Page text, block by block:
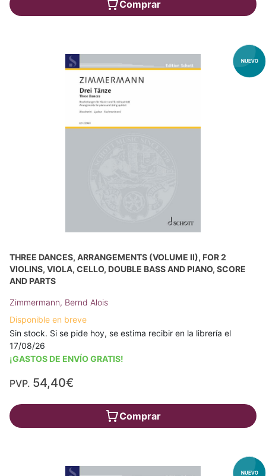
Comprar
THREE DANCES, ARRANGEMENTS (VOLUME II), FOR 2
VIOLINS, VIOLA, CELLO, DOUBLE BASS AND PIANO, SCORE
AND PARTS
Zimmermann, Bernd Alois
Disponible en breve
Sin stock. Si se pide hoy, se estima recibir en la librería el
17/08/26
¡GASTOS DE ENVÍO GRATIS!
PVP. 54,40€
Comprar